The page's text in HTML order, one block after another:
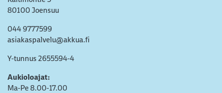
80100 Joensuu
044 9777599
asiakaspalvelu@akkua.fi
Y-tunnus 2655594-4
Aukioloajat:
Ma-Pe 8.00-17.00